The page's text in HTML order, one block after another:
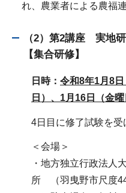
れ、農業者による農福
（2）第2講座 実地
【集合研修】
日時： 令和8年1月8
日）、1月16日（金
4日目に修了試験を受
＜会場＞
・地方独立行政法人
所 （羽曳野市尺度